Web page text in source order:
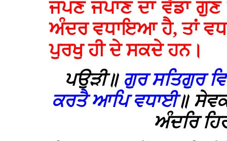
ਜਪਣ ਜਪਾਣ ਦਾ ਵੱਡਾ
ਅੰਦਰ ਵਧਾਇਆ ਹੈ, ਤਾਂ
ਪੁਰਖੁ ਹੀ ਦੇ ਸਕਦੇ ਹਨ।
ਪਉੜੀ॥ ਗੁਰ ਸਤਿਗੁਰ
ਕਰਤੈ ਆਪਿ ਵਧਾਈ॥ ਸੇਵਕ
ਅੰਦਰਿ